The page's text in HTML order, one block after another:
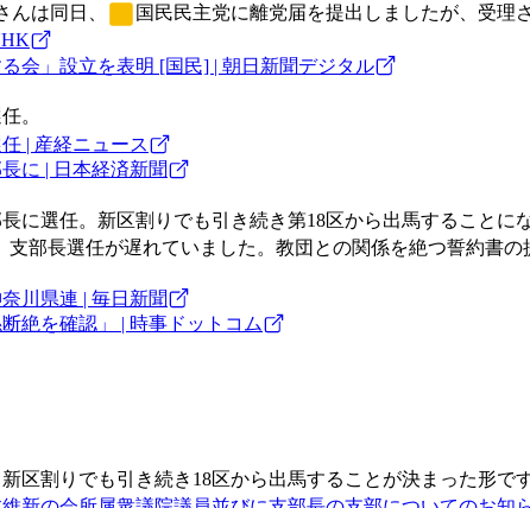
は同日、
国民民主党に離党届を提出しましたが、受理
会」設立を表明 [国民] | 朝日新聞デジタル
。
| 産経ニュース
に | 日本経済新聞
に選任。新区割りでも引き続き第18区から出馬すること
部長選任が遅れていました。教団との関係を絶つ誓約書
川県連 | 毎日新聞
絶を確認」 | 時事ドットコム
区割りでも引き続き18区から出馬することが決まった形です